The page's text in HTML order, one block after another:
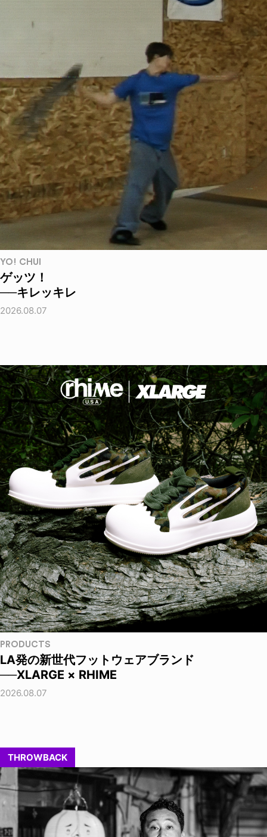
YO! CHUI
ゲッツ！
──キレッキレ
2026.08.07
PRODUCTS
LA発の新世代フットウェアブランド
──XLARGE × RHIME
2026.08.07
THROWBACK